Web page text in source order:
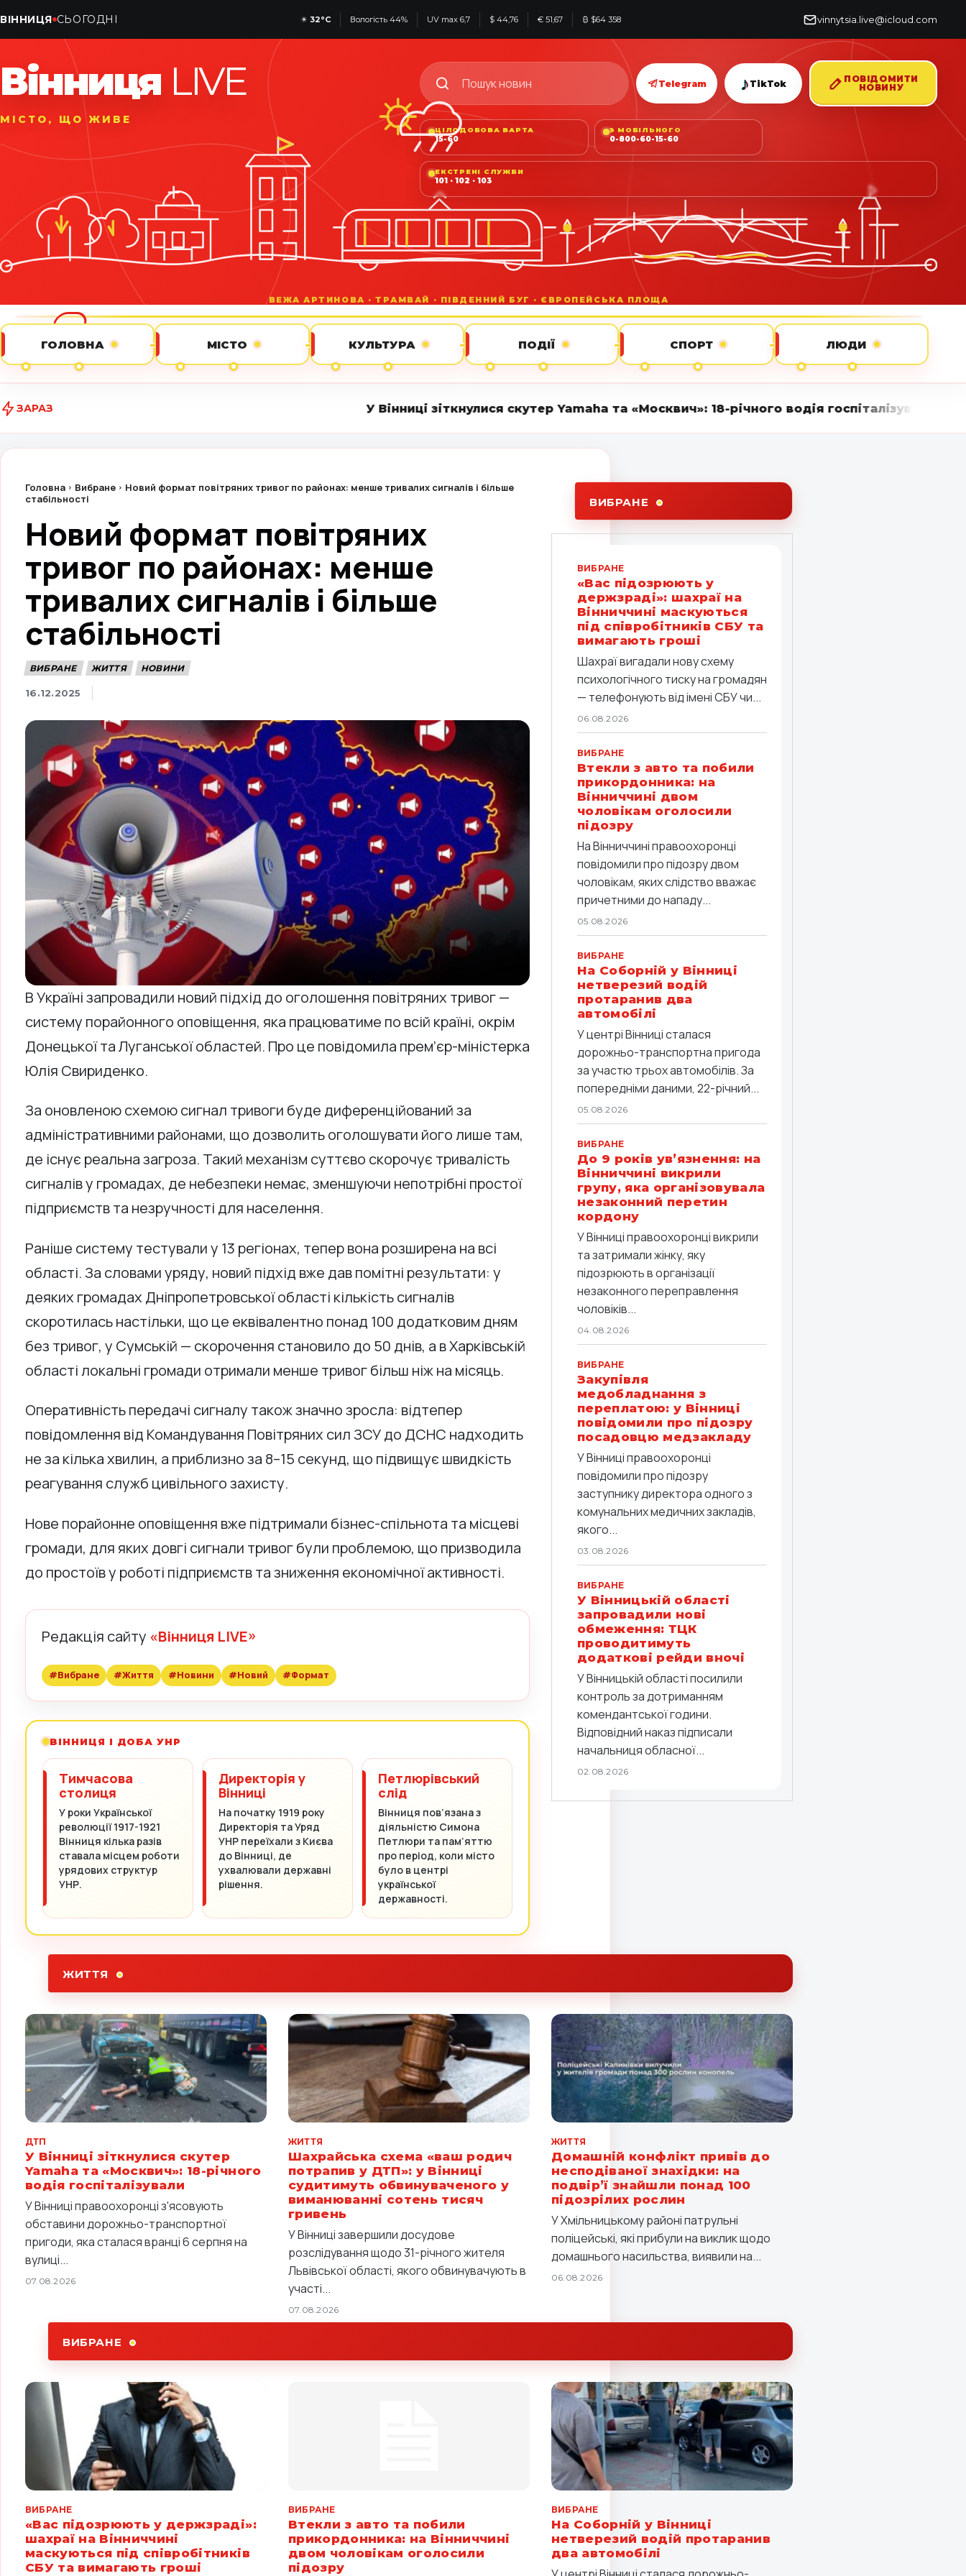
ВІННИЦЯ СЬОГОДНІ ☀ 32°C Вологість 44% UV max 6,7 $ 44,76 € 51,67 ₿ $64 358 vinnytsia.live@icloud.com
Вінниця LIVE
МІСТО, ЩО ЖИВЕ
Telegram ♪ TikTok
ПОВІДОМИТИ
НОВИНУ
ЦІЛОДОБОВА ВАРТА
15-60
З МОБІЛЬНОГО
0-800-60-15-60
ЕКСТРЕНІ СЛУЖБИ
101 · 102 · 103
ГОЛОВНА МІСТО КУЛЬТУРА ПОДІЇ СПОРТ ЛЮДИ
ЗАРАЗ У Вінниці зіткнулися скутер Yamaha та «Москвич»: 18-річного водія госпіталізували • Вінниця
Головна Вибране
Новий формат повітряних тривог по районах: менше тривалих сигналів і більше
стабільності
Новий формат повітряних
тривог по районах: менше
тривалих сигналів і більше
стабільності
ВИБРАНЕ ЖИТТЯ НОВИНИ
16.12.2025
В Україні запровадили новий підхід до оголошення повітряних тривог —
систему порайонного оповіщення, яка працюватиме по всій країні, окрім
Донецької та Луганської областей. Про це повідомила прем’єр-міністерка
Юлія Свириденко.
За оновленою схемою сигнал тривоги буде диференційований за
адміністративними районами, що дозволить оголошувати його лише там,
де існує реальна загроза. Такий механізм суттєво скорочує тривалість
сигналів у громадах, де небезпеки немає, зменшуючи непотрібні простої
підприємств та незручності для населення.
Раніше систему тестували у 13 регіонах, тепер вона розширена на всі
області. За словами уряду, новий підхід вже дав помітні результати: у
деяких громадах Дніпропетровської області кількість сигналів
скоротилась настільки, що це еквівалентно понад 100 додатковим дням
без тривог, у Сумській — скорочення становило до 50 днів, а в Харківській
області локальні громади отримали менше тривог більш ніж на місяць.
Оперативність передачі сигналу також значно зросла: відтепер
повідомлення від Командування Повітряних сил ЗСУ до ДСНС надходить
не за кілька хвилин, а приблизно за 8–15 секунд, що підвищує швидкість
реагування служб цивільного захисту.
Нове порайонне оповіщення вже підтримали бізнес-спільнота та місцеві
громади, для яких довгі сигнали тривог були проблемою, що призводила
до простоїв у роботі підприємств та зниження економічної активності.
Редакція сайту «Вінниця LIVE»
#Вибране #Життя #Новини #Новий #Формат
ВІННИЦЯ І ДОБА УНР
Тимчасова
столиця
У роки Української
революції 1917-1921
Вінниця кілька разів
ставала місцем роботи
урядових структур
УНР.
Директорія у
Вінниці
На початку 1919 року
Директорія та Уряд
УНР переїхали з Києва
до Вінниці, де
ухвалювали державні
рішення.
Петлюрівський
слід
Вінниця пов’язана з
діяльністю Симона
Петлюри та пам’яттю
про період, коли місто
було в центрі
української
державності.
ВИБРАНЕ
ВИБРАНЕ
«Вас підозрюють у
держзраді»: шахраї на
Вінниччині маскуються
під співробітників СБУ та
вимагають гроші
Шахраї вигадали нову схему
психологічного тиску на громадян
— телефонують від імені СБУ чи...
06.08.2026
ВИБРАНЕ
Втекли з авто та побили
прикордонника: на
Вінниччині двом
чоловікам оголосили
підозру
На Вінниччині правоохоронці
повідомили про підозру двом
чоловікам, яких слідство вважає
причетними до нападу...
05.08.2026
ВИБРАНЕ
На Соборній у Вінниці
нетверезий водій
протаранив два
автомобілі
У центрі Вінниці сталася
дорожньо-транспортна пригода
за участю трьох автомобілів. За
попередніми даними, 22-річний...
05.08.2026
ВИБРАНЕ
До 9 років ув’язнення: на
Вінниччині викрили
групу, яка організовувала
незаконний перетин
кордону
У Вінниці правоохоронці викрили
та затримали жінку, яку
підозрюють в організації
незаконного переправлення
чоловіків...
04.08.2026
ВИБРАНЕ
Закупівля
медобладнання з
переплатою: у Вінниці
повідомили про підозру
посадовцю медзакладу
У Вінниці правоохоронці
повідомили про підозру
заступнику директора одного з
комунальних медичних закладів,
якого...
03.08.2026
ВИБРАНЕ
У Вінницькій області
запровадили нові
обмеження: ТЦК
проводитимуть
додаткові рейди вночі
У Вінницькій області посилили
контроль за дотриманням
комендантської години.
Відповідний наказ підписали
начальниця обласної...
02.08.2026
ЖИТТЯ
ДТП
У Вінниці зіткнулися скутер
Yamaha та «Москвич»: 18-річного
водія госпіталізували
У Вінниці правоохоронці з'ясовують
обставини дорожньо-транспортної
пригоди, яка сталася вранці 6 серпня на
вулиці...
07.08.2026
ЖИТТЯ
Шахрайська схема «ваш родич
потрапив у ДТП»: у Вінниці
судитимуть обвинуваченого у
виманюванні сотень тисяч
гривень
У Вінниці завершили досудове
розслідування щодо 31-річного жителя
Львівської області, якого обвинувачують в
участі...
07.08.2026
ЖИТТЯ
Домашній конфлікт привів до
несподіваної знахідки: на
подвір’ї знайшли понад 100
підозрілих рослин
У Хмільницькому районі патрульні
поліцейські, які прибули на виклик щодо
домашнього насильства, виявили на...
06.08.2026
ВИБРАНЕ
ВИБРАНЕ
«Вас підозрюють у держзраді»:
шахраї на Вінниччині
маскуються під співробітників
СБУ та вимагають гроші
ВИБРАНЕ
Втекли з авто та побили
прикордонника: на Вінниччині
двом чоловікам оголосили
підозру
ВИБРАНЕ
На Соборній у Вінниці
нетверезий водій протаранив
два автомобілі